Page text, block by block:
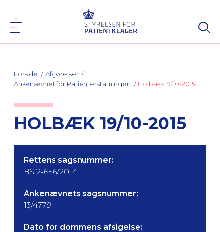
Forside
Afgørelser
Ankenævnet for Patienterstatningen
Holbæk 19/10-2015
HOLBÆK 19/10-2015
Rettens sagsnummer:
BS 2-656/2014
Ankenævnets sagsnummer:
13/4779
Dato for dommens afsigelse: